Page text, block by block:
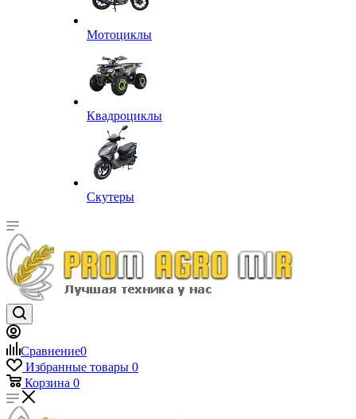
Мотоциклы
Квадроциклы
Скутеры
Сравнение0
Избранные товары 0
Корзина 0